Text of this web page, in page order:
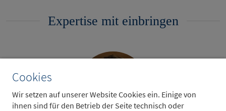
Cookies
Wir setzen auf unserer Website Cookies ein. Einige von
ihnen sind für den Betrieb der Seite technisch oder
Expertise mit einbringen